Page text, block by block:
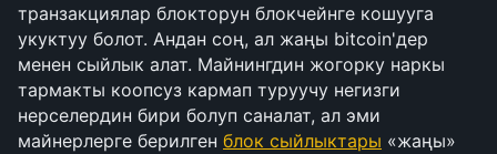
транзакциялар блокторун блокчейнге кошууга
укуктуу болот. Андан соң, ал жаңы bitcoin'дер
менен сыйлык алат. Майнингдин жогорку наркы
тармакты коопсуз кармап туруучу негизги
нерселердин бири болуп саналат, ал эми
майнерлерге берилген блок сыйлыктары «жаңы»